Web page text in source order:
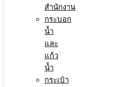
สำนักงาน
กระบอก
น้ำ
และ
แก้ว
น้ำ
กระเป๋า